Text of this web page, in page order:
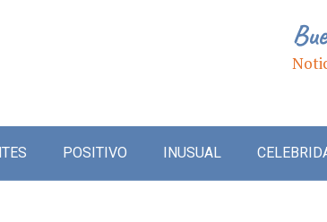
POSITIVO INUSUAL